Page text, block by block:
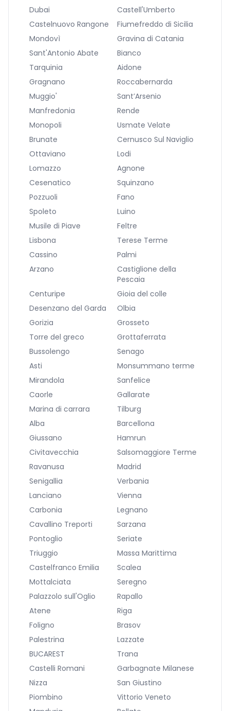
Dubai
Castell'Umberto
Castelnuovo Rangone
Fiumefreddo di Sicilia
Mondovì
Gravina di Catania
Sant'Antonio Abate
Bianco
Tarquinia
Aidone
Gragnano
Roccabernarda
Muggio'
Sant’Arsenio
Manfredonia
Rende
Monopoli
Usmate Velate
Brunate
Cernusco Sul Naviglio
Ottaviano
Lodi
Lomazzo
Agnone
Cesenatico
Squinzano
Pozzuoli
Fano
Spoleto
Luino
Musile di Piave
Feltre
Lisbona
Terese Terme
Cassino
Palmi
Arzano
Castiglione della
Pescaia
Centuripe
Gioia del colle
Desenzano del Garda
Olbia
Gorizia
Grosseto
Torre del greco
Grottaferrata
Bussolengo
Senago
Asti
Monsummano terme
Mirandola
Sanfelice
Caorle
Gallarate
Marina di carrara
Tilburg
Alba
Barcellona
Giussano
Hamrun
Civitavecchia
Salsomaggiore Terme
Ravanusa
Madrid
Senigallia
Verbania
Lanciano
Vienna
Carbonia
Legnano
Cavallino Treporti
Sarzana
Pontoglio
Seriate
Triuggio
Massa Marittima
Castelfranco Emilia
Scalea
Mottalciata
Seregno
Palazzolo sull'Oglio
Rapallo
Atene
Riga
Foligno
Brasov
Palestrina
Lazzate
BUCAREST
Trana
Castelli Romani
Garbagnate Milanese
Nizza
San Giustino
Piombino
Vittorio Veneto